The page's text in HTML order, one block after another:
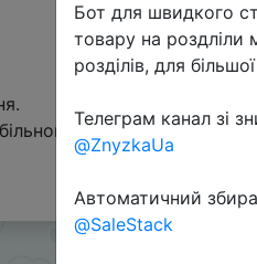
в телеграм каналі:
Бот для швидкого
товару на роздліли
розділів, для
Телеграм канал зі
@ZnyzkaUa
Автоматичний
@SaleStack